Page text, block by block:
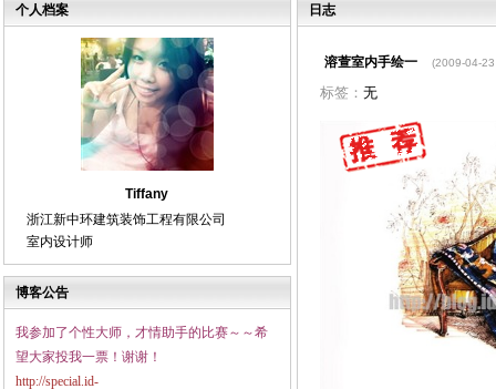
个人档案
Tiffany
浙江新中环建筑装饰工程有限公司
室内设计师
博客公告
我参加了个性大师，才情助手的比赛～～希
望大家投我一票！谢谢！
http://special.id-
日志
溶萱室内手绘一 (2009-04-
标签： 无